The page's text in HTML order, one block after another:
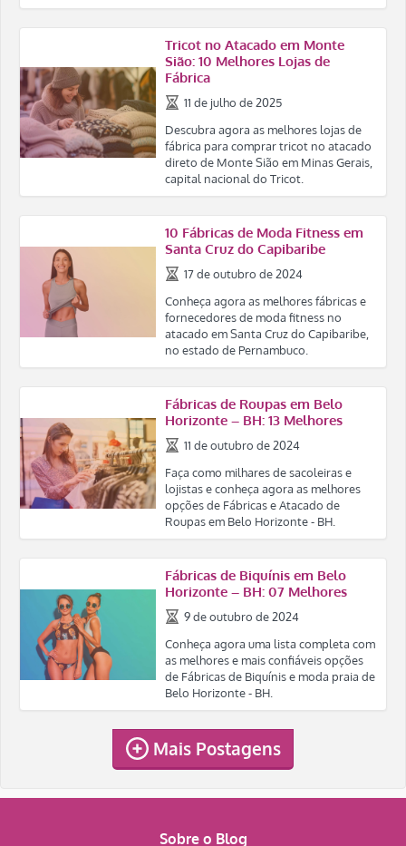
Tricot no Atacado em Monte
Sião: 10 Melhores Lojas de
Fábrica
11 de julho de 2025
Descubra agora as melhores lojas de
fábrica para comprar tricot no atacado
direto de Monte Sião em Minas Gerais,
capital nacional do Tricot.
10 Fábricas de Moda Fitness em
Santa Cruz do Capibaribe
17 de outubro de 2024
Conheça agora as melhores fábricas e
fornecedores de moda fitness no
atacado em Santa Cruz do Capibaribe,
no estado de Pernambuco.
Fábricas de Roupas em Belo
Horizonte – BH: 13 Melhores
11 de outubro de 2024
Faça como milhares de sacoleiras e
lojistas e conheça agora as melhores
opções de Fábricas e Atacado de
Roupas em Belo Horizonte - BH.
Fábricas de Biquínis em Belo
Horizonte – BH: 07 Melhores
9 de outubro de 2024
Conheça agora uma lista completa com
as melhores e mais confiáveis opções
de Fábricas de Biquínis e moda praia de
Belo Horizonte - BH.
Mais Postagens
Sobre o Blog